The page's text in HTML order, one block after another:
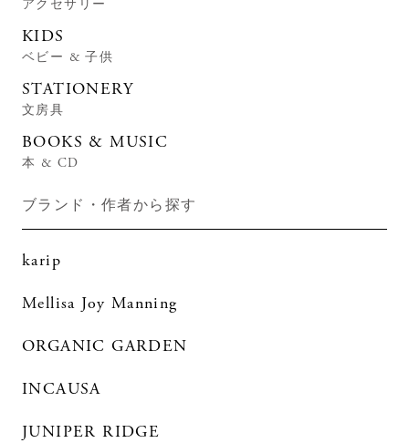
アクセサリー
KIDS
ベビー & 子供
STATIONERY
文房具
BOOKS & MUSIC
本 & CD
ブランド・作者から探す
karip
Mellisa Joy Manning
ORGANIC GARDEN
INCAUSA
JUNIPER RIDGE